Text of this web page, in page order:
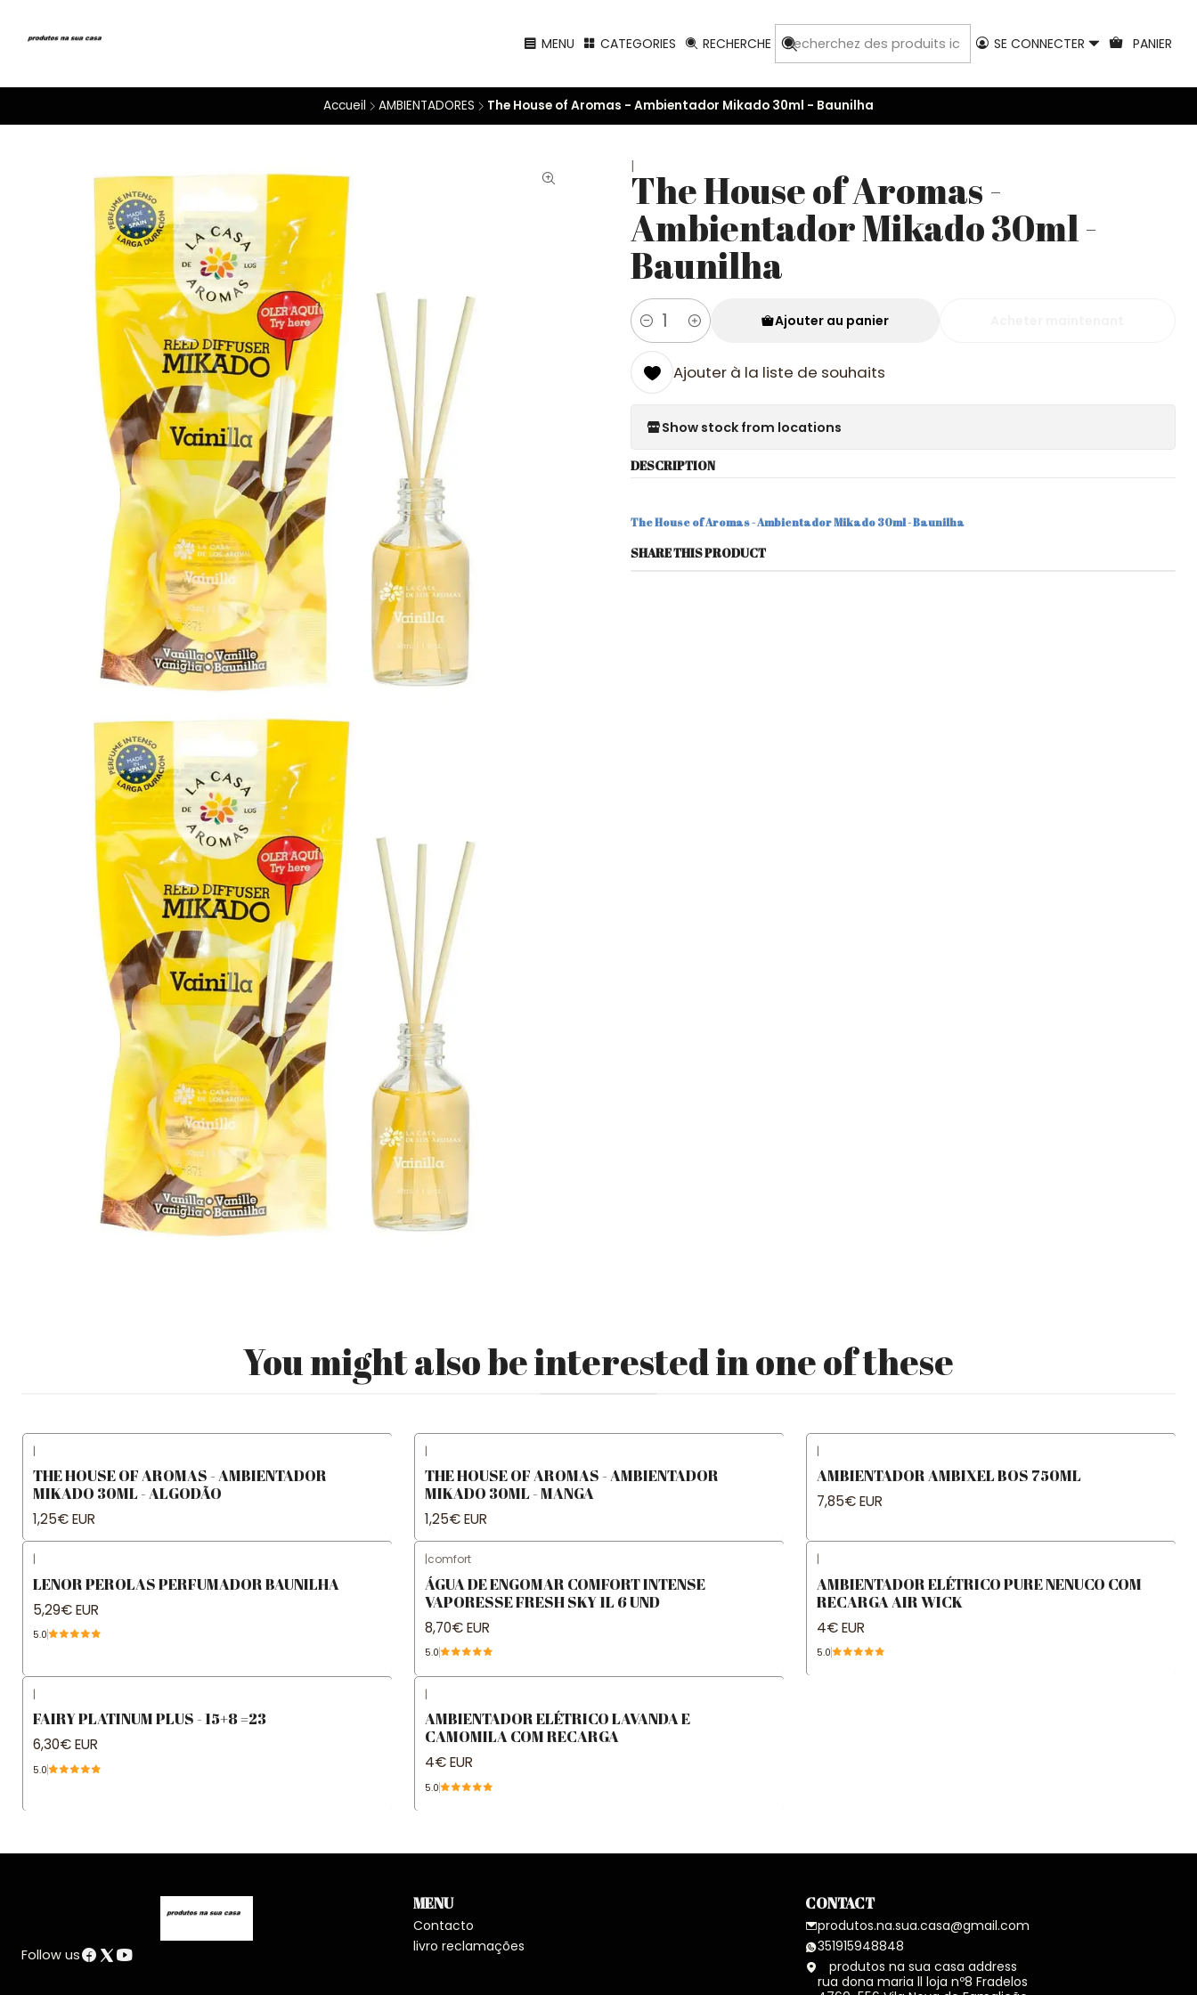
MENU CATEGORIES RECHERCHE SE CONNECTER PANIER
Accueil AMBIENTADORES The House of Aromas - Ambientador Mikado 30ml - Baunilha
|
The House of Aromas -
Ambientador Mikado 30ml -
Baunilha
Quantité
Ajouter au panier
Ajouter à la liste de souhaits
Show stock from locations
DESCRIPTION
The House of Aromas - Ambientador Mikado 30ml - Baunilha
SHARE THIS PRODUCT
You might also be interested in one of these
|
THE HOUSE OF AROMAS - AMBIENTADOR
MIKADO 30ML - ALGODÃO
1,25€ EUR
|
THE HOUSE OF AROMAS - AMBIENTADOR
MIKADO 30ML - MANGA
1,25€ EUR
|
AMBIENTADOR AMBIXEL BOS 750ML
7,85€ EUR
|
LENOR PEROLAS PERFUMADOR BAUNILHA
5,29€ EUR
5.0
|comfort
ÁGUA DE ENGOMAR COMFORT INTENSE
VAPORESSE FRESH SKY 1L 6 UND
8,70€ EUR
5.0
|
AMBIENTADOR ELÉTRICO PURE NENUCO COM
RECARGA AIR WICK
4€ EUR
5.0
|
FAIRY PLATINUM PLUS - 15+8 =23
6,30€ EUR
5.0
|
AMBIENTADOR ELÉTRICO LAVANDA E
CAMOMILA COM RECARGA
4€ EUR
5.0
Follow us
MENU
Contacto
livro reclamações
CONTACT
produtos.na.sua.casa@gmail.com
351915948848
produtos na sua casa address
rua dona maria ll loja nº8 Fradelos